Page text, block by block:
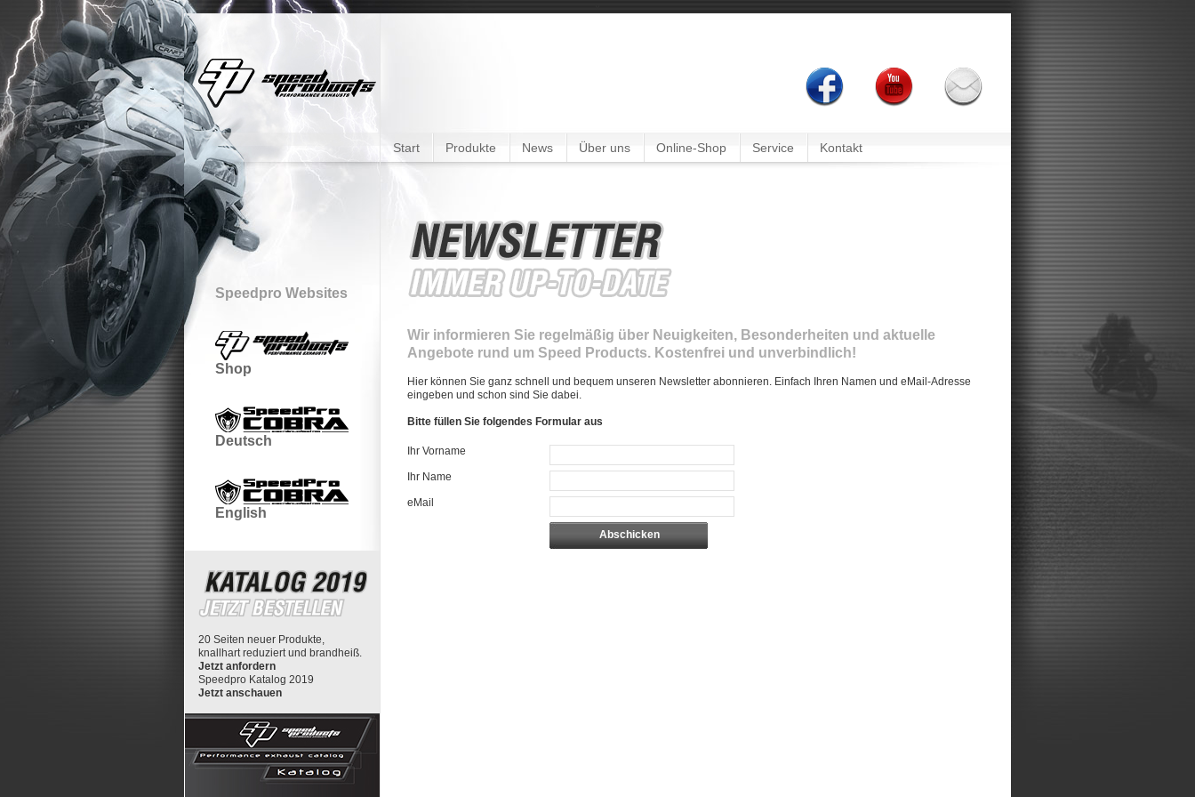
Start Produkte News Über uns Online-Shop Service Kontakt
Speedpro Websites
Shop
Deutsch
English
20 Seiten neuer Produkte,
knallhart reduziert und brandheiß.
Jetzt anfordern
Speedpro Katalog 2019
Jetzt anschauen
Wir informieren Sie regelmäßig über Neuigkeiten, Besonderheiten und aktuelle
Angebote rund um Speed Products. Kostenfrei und unverbindlich!
Hier können Sie ganz schnell und bequem unseren Newsletter abonnieren. Einfach Ihren Namen und eMail-Adresse
eingeben und schon sind Sie dabei.
Bitte füllen Sie folgendes Formular aus
Ihr Vorname
Ihr Name
eMail